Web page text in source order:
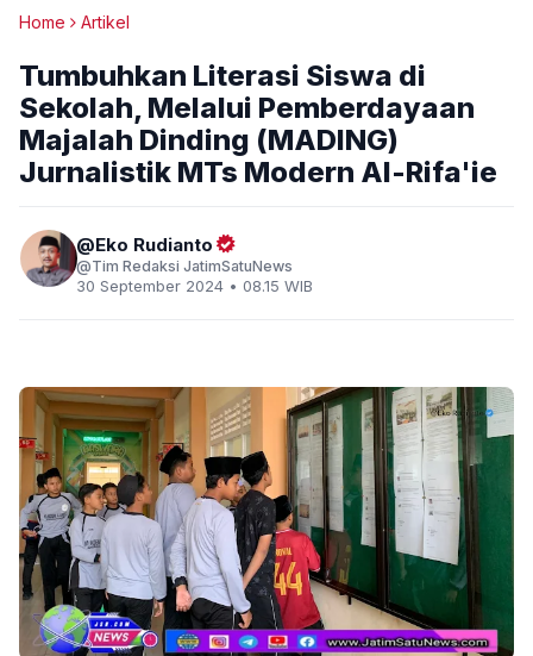
Home Artikel
Tumbuhkan Literasi Siswa di
Sekolah, Melalui Pemberdayaan
Majalah Dinding (MADING)
Jurnalistik MTs Modern Al-Rifa'ie
Eko Rudianto
Tim Redaksi JatimSatuNews
30 September 2024 • 08.15 WIB